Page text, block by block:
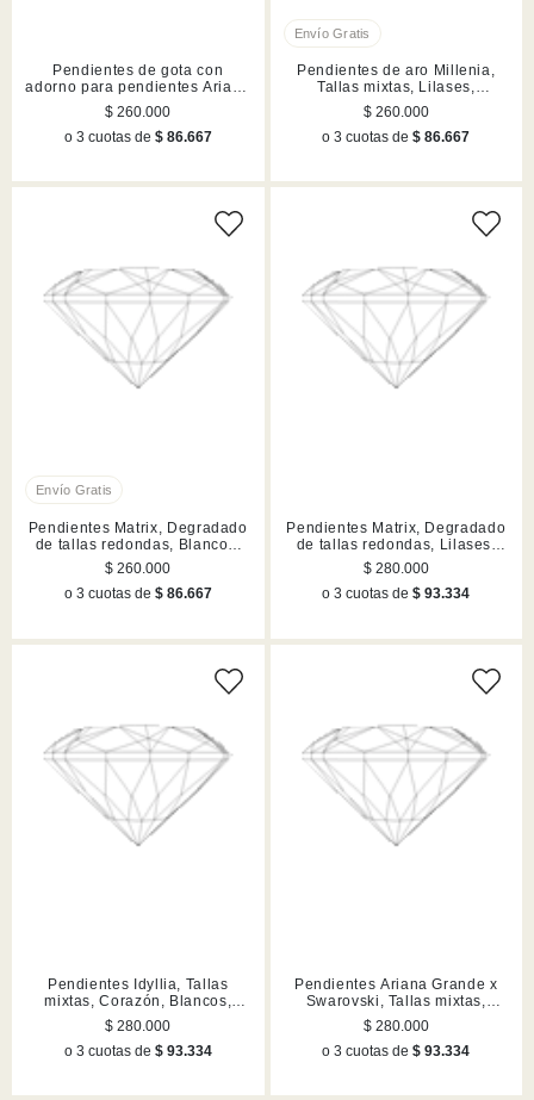
Pendientes de gota con
adorno para pendientes Ariana
Grande x Swarovski, Tallas
mixtas, Libélula, flor, Lilas,
Acabado en rodio
$ 260.000
o 3 cuotas de $ 86.667
Pendientes de aro Millenia,
Tallas mixtas, Lilases,
Acabado en tono oro
$ 260.000
o 3 cuotas de$ 86.667
Pendientes Matrix, Degradado
de tallas redondas, Blancos,
Acabado en rodio
$ 260.000
o 3 cuotas de $ 86.667
Pendientes Matrix, Degradado
de tallas redondas, Lilases,
Acabado en rutenio
$ 280.000
o 3 cuotas de$ 93.334
Pendientes Idyllia, Tallas
mixtas, Corazón, Blancos,
Acabado en tono oro
$ 280.000
o 3 cuotas de $ 93.334
Pendientes Ariana Grande x
Swarovski, Tallas mixtas,
Lilases, Acabado en rodio
$ 280.000
o 3 cuotas de$ 93.334